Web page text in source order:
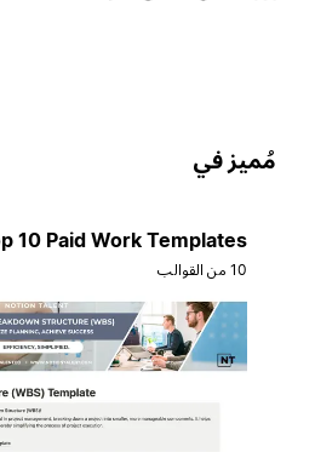
في
Top 10 Paid Work Templates